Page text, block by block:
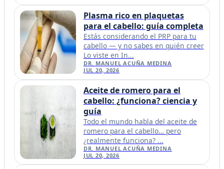
Plasma rico en plaquetas
para el cabello: guía completa
Estás considerando el PRP para tu
cabello — y no sabes en quién creer
Lo viste en In...
DR. MANUEL ACUÑA MEDINA
JUL 20, 2026
Aceite de romero para el
cabello: ¿funciona? ciencia y
guía
Todo el mundo habla del aceite de
romero para el cabello… pero
¿realmente funciona? ...
DR. MANUEL ACUÑA MEDINA
JUL 20, 2026